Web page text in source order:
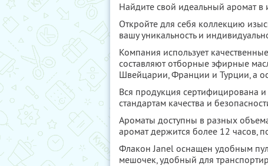
Найдите свой идеальный аромат
Откройте для себя коллекцию
вашу уникальность и
Компания использует
составляют отборные эфирные
Швейцарии, Франции и Турции, а
Вся продукция сертифицирована
стандартам качества и
Ароматы доступны в разных
аромат держится более 12 часов,
Флакон Janel оснащен удобным
мешочек, удобный для